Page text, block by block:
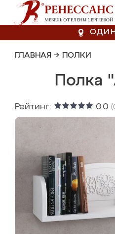
ГЛАВНАЯ → ПОЛКИ
Полка
Рейтинг: 0.0 (